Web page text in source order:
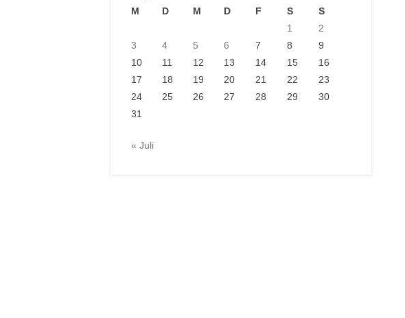
M
D M D F S
S
1
2
3
4 5 6 7 8
9
10
11 12 13 14 15
16
17
18 19 20 21 22
23
24
25 26 27 28 29
30
31
« Juli